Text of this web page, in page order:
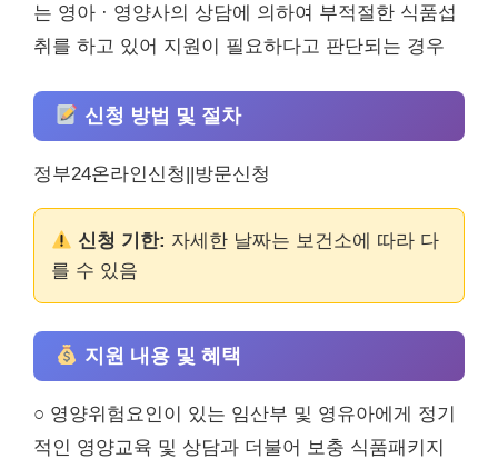
는 영아 · 영양사의 상담에 의하여 부적절한 식품섭
취를 하고 있어 지원이 필요하다고 판단되는 경우
신청 방법 및 절차
정부24온라인신청||방문신청
신청 기한: 자세한 날짜는 보건소에 따라 다
를 수 있음
지원 내용 및 혜택
○ 영양위험요인이 있는 임산부 및 영유아에게 정기
적인 영양교육 및 상담과 더불어 보충 식품패키지